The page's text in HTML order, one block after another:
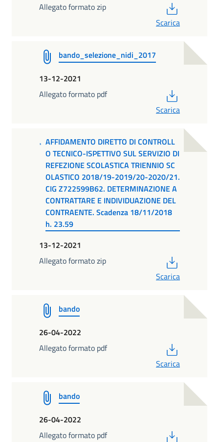
Allegato formato zip
Scarica
bando_selezione_nidi_2017
13-12-2021
Allegato formato pdf
Scarica
AFFIDAMENTO DIRETTO DI CONTROLL
O TECNICO-ISPETTIVO SUL SERVIZIO DI
REFEZIONE SCOLASTICA TRIENNIO SC
OLASTICO 2018/19-2019/20-2020/21.
CIG Z722599B62. DETERMINAZIONE A
CONTRATTARE E INDIVIDUAZIONE DEL
CONTRAENTE. Scadenza 18/11/2018
h. 23.59
13-12-2021
Allegato formato zip
Scarica
bando
26-04-2022
Allegato formato pdf
Scarica
bando
26-04-2022
Allegato formato pdf